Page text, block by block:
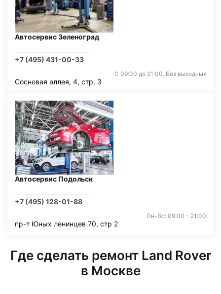
Автосервис Зеленоград
+7 (495) 431-00-33
С 09:00 до 21:00. Без выходных
Сосновая аллея, 4, стр. 3
Автосервис Подольск
+7 (495) 128-01-88
Пн-Вс: 09:00 - 21:00
пр-т Юных ленинцев 70, стр 2
Где сделать ремонт Land Rover
в Москве